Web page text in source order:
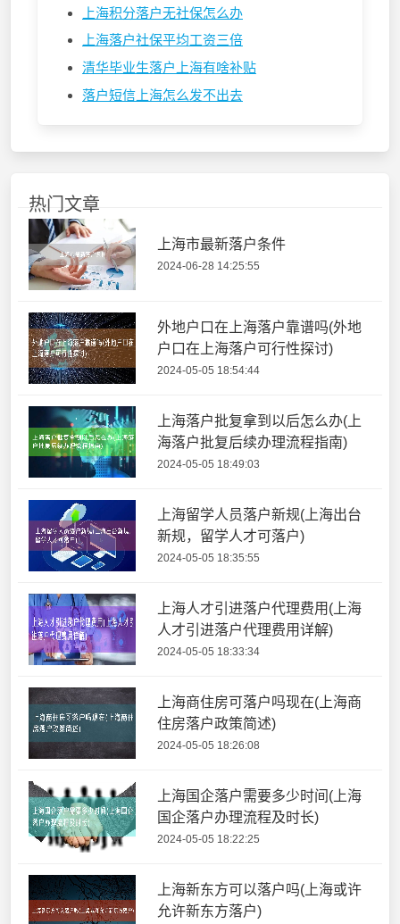
上海积分落户无社保怎么办
上海落户社保平均工资三倍
清华毕业生落户上海有啥补贴
落户短信上海怎么发不出去
热门文章
上海市最新落户条件
2024-06-28 14:25:55
外地户口在上海落户靠谱吗(外地
户口在上海落户可行性探讨)
2024-05-05 18:54:44
上海落户批复拿到以后怎么办(上
海落户批复后续办理流程指南)
2024-05-05 18:49:03
上海留学人员落户新规(上海出台
新规，留学人才可落户)
2024-05-05 18:35:55
上海人才引进落户代理费用(上海
人才引进落户代理费用详解)
2024-05-05 18:33:34
上海商住房可落户吗现在(上海商
住房落户政策简述)
2024-05-05 18:26:08
上海国企落户需要多少时间(上海
国企落户办理流程及时长)
2024-05-05 18:22:25
上海新东方可以落户吗(上海或许
允许新东方落户)